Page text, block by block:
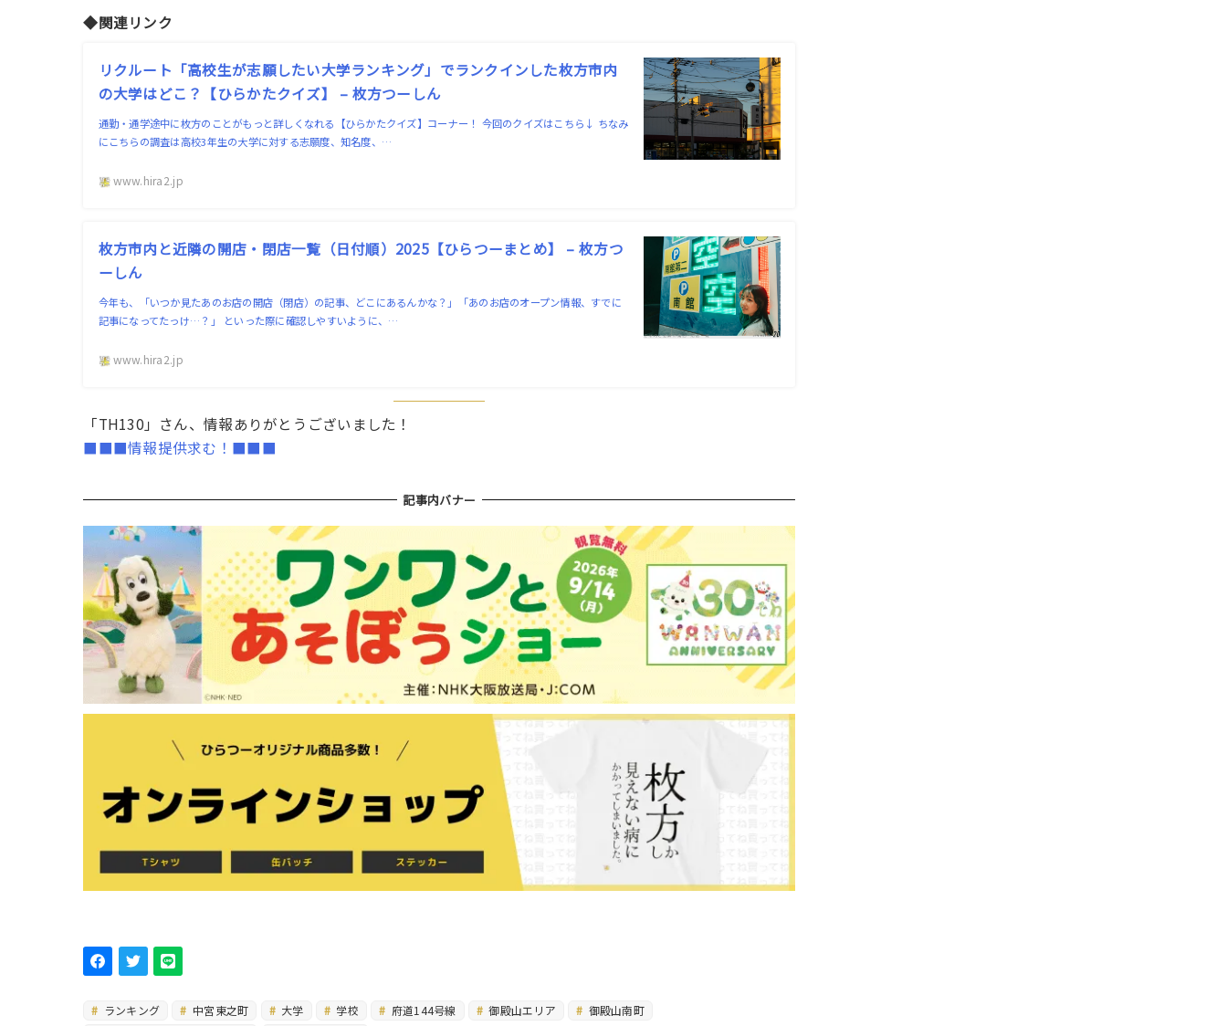
◆関連リンク
リクルート「高校生が志願したい大学ランキング」でランクインした枚方市内
の大学はどこ？【ひらかたクイズ】 – 枚方つーしん
通勤・通学途中に枚方のことがもっと詳しくなれる【ひらかたクイズ】コーナー！ 今回のクイズはこちら↓ ちなみ
にこちらの調査は高校3年生の大学に対する志願度、知名度、…
www.hira2.jp
枚方市内と近隣の開店・閉店一覧（日付順）2025【ひらつーまとめ】 – 枚方つ
ーしん
今年も、「いつか見たあのお店の開店（閉店）の記事、どこにあるんかな？」「あのお店のオープン情報、すでに
記事になってたっけ…？」 といった際に確認しやすいように、…
www.hira2.jp
「TH130」さん、情報ありがとうございました！
■■■情報提供求む！■■■
記事内バナー
ランキング 中宮東之町 大学 学校 府道144号線 御殿山エリア
御殿山南町